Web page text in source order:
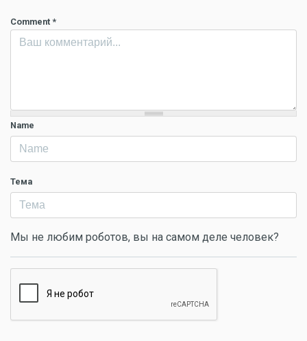
Comment *
Name
Тема
Мы не любим роботов, вы на самом деле человек?